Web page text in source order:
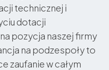
technicznej i
dotacji
pozycja naszej firmy
na podzespoły to
zaufanie w całym